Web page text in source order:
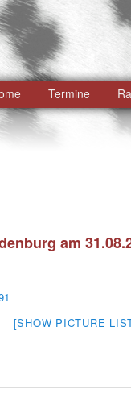
Termine
am
[SHOW PICTURE